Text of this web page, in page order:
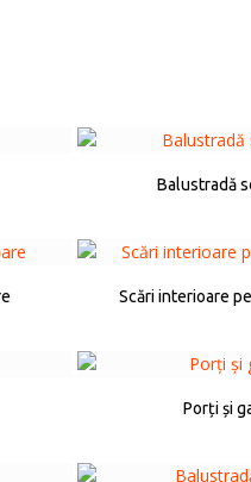
Balustradă
Scări interioare
Porți și